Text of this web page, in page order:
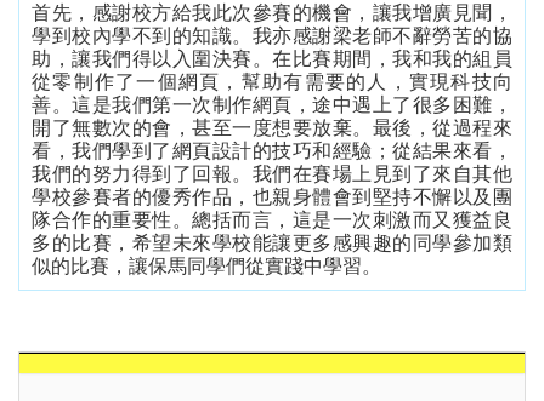
首先，感謝校方給我此次參賽的機會，讓我增廣見聞，
學到校內學不到的知識。我亦感謝梁老師不辭勞苦的協
助，讓我們得以入圍決賽。在比賽期間，我和我的組員
從零制作了一個網頁，幫助有需要的人，實現科技向
善。這是我們第一次制作網頁，途中遇上了很多困難，
開了無數次的會，甚至一度想要放棄。最後，從過程來
看，我們學到了網頁設計的技巧和經驗；從結果來看，
我們的努力得到了回報。我們在賽場上見到了來自其他
學校參賽者的優秀作品，也親身體會到堅持不懈以及團
隊合作的重要性。總括而言，這是一次刺激而又獲益良
多的比賽，希望未來學校能讓更多感興趣的同學參加類
似的比賽，讓保馬同學們從實踐中學習。